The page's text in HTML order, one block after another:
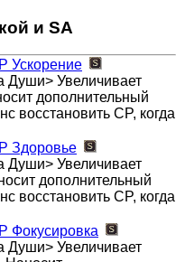
и SA
Ускорение
Души> Увеличивает
дополнительный
восстановить CP, когда
Здоровье
Души> Увеличивает
дополнительный
восстановить CP, когда
Фокусировка
Души> Увеличивает